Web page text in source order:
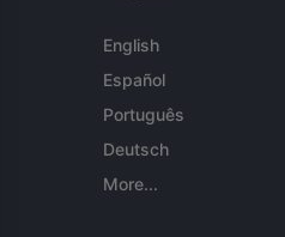
English
Español
Português
Deutsch
More...